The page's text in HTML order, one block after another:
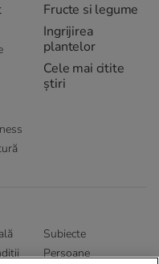
Fructe si legume
Ingrijirea
plantelor
Cele mai citite
știri
Subiecte
Persoane